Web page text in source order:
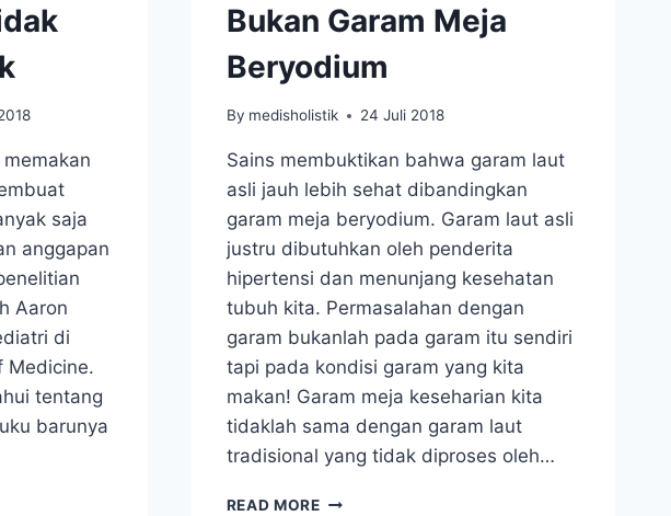
saja
anggapan
Aaron
di
Medicine.
tentang
barunya
Bukan Garam Meja
Beryodium
By medisholistik 24 Juli 2018
Sains membuktikan bahwa garam laut
asli jauh lebih sehat dibandingkan
garam meja beryodium. Garam laut asli
justru dibutuhkan oleh penderita
hipertensi dan menunjang kesehatan
tubuh kita. Permasalahan dengan
garam bukanlah pada garam itu sendiri
tapi pada kondisi garam yang kita
makan! Garam meja keseharian kita
tidaklah sama dengan garam laut
tradisional yang tidak diproses oleh…
READ MOREGARAM